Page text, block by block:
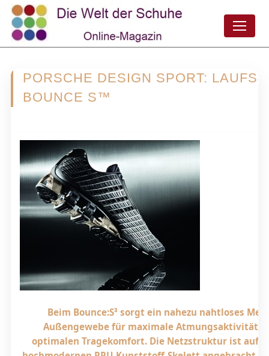
PORSCHE DESIGN SPORT:
BOUNCE S™
Beim Bounce:S³ sorgt ein nahezu nahtloses
Außengewebe für maximale Atmungsaktivität
optimalen Tragekomfort. Die Netzstruktur ist auf